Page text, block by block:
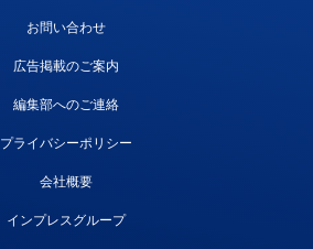
お問い合わせ
広告掲載のご案内
編集部へのご連絡
プライバシーポリシー
会社概要
インプレスグループ